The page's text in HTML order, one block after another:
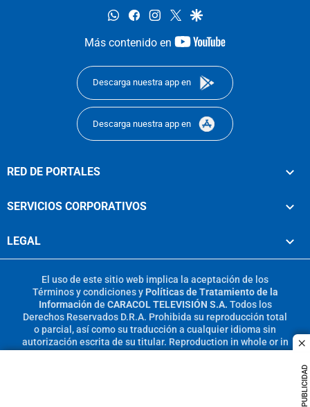
PUBLICIDAD
whatsappfacebookinstagram
twittergoogle
Más contenido en
youtube-
Descarga nuestra app en
Descarga nuestra app en
RED DE PORTALES
SERVICIOS CORPORATIVOS
LEGAL
El uso de este sitio web implica la aceptación de los
Términos y condicionesy Políticas de Tratamiento de la
Información de CARACOL TELEVISIÓN S.A. Todos los
Derechos Reservados D.R.A. Prohibida su reproducción total
o parcial, así como su traducción a cualquier idioma sin
autorización escrita de su titular. Reproduction in whole or in